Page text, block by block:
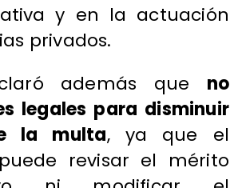
y en la actuación
privados.
además que no
legales para disminuir
la multa, ya que el
revisar el mérito